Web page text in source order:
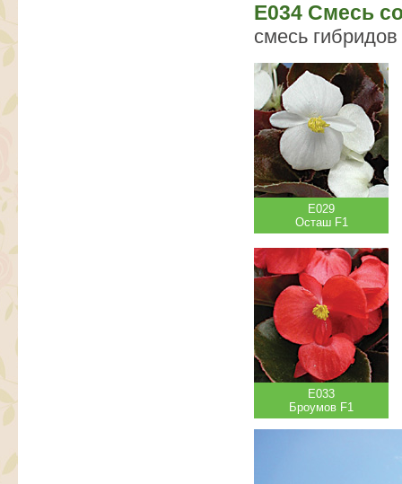
E034 Смесь
смесь
Е029
Осташ F1
Е033
Броумов F1